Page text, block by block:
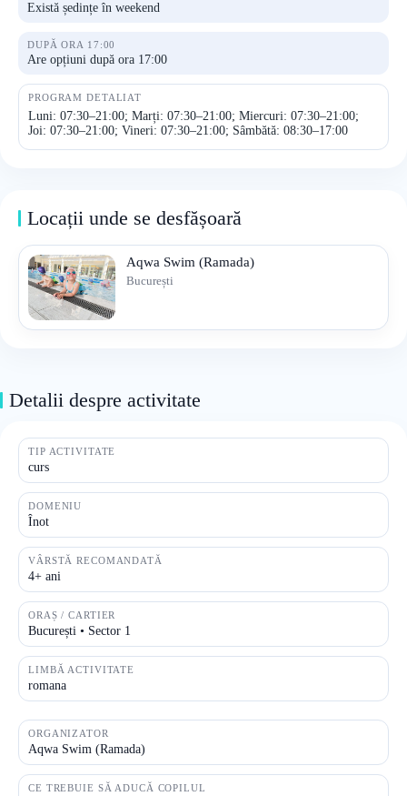
Există ședințe în weekend
DUPĂ ORA 17:00
Are opțiuni după ora 17:00
PROGRAM DETALIAT
Luni: 07:30–21:00; Marți: 07:30–21:00; Miercuri: 07:30–21:00;
Joi: 07:30–21:00; Vineri: 07:30–21:00; Sâmbătă: 08:30–17:00
Locații unde se desfășoară
Aqwa Swim (Ramada)
București
Detalii despre activitate
TIP ACTIVITATE
curs
DOMENIU
Înot
VÂRSTĂ RECOMANDATĂ
4+ ani
ORAȘ / CARTIER
București • Sector 1
LIMBĂ ACTIVITATE
romana
ORGANIZATOR
Aqwa Swim (Ramada)
CE TREBUIE SĂ ADUCĂ COPILUL